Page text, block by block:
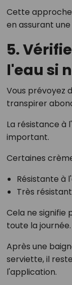
Cette
en assurant
5.
l'eau si
Vous prévoyez
transpirer
La résistance à
important.
Certaines
Résistante à
Très
Cela ne
toute la journée.
Après une
serviette, il
l'application.